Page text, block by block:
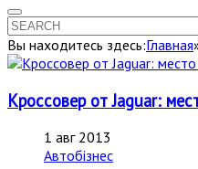
Вы находитесь здесь:Главная
Кроссовер от Jaguar:
1 авг 2013
Автобізнес